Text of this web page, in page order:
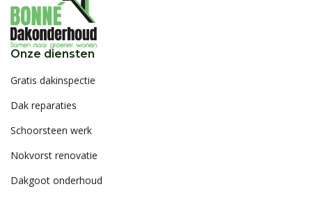
Onze diensten
Gratis dakinspectie
Dak reparaties
Schoorsteen werk
Nokvorst renovatie
Dakgoot onderhoud